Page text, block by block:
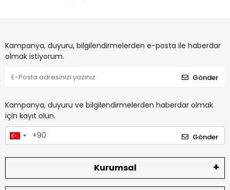
Kampanya, duyuru, bilgilendirmelerden e-posta ile haberdar
olmak istiyorum.
Gönder
Kampanya, duyuru ve bilgilendirmelerden haberdar olmak
için kayıt olun.
Gönder
Kurumsal